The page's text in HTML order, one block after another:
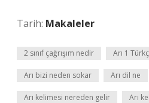
Tarih: Makaleler
2 sınıf çağrışım nedir Arı 1
Arı bizi neden sokar Arı dil ne
Arı kelimesi nereden gelir Arı